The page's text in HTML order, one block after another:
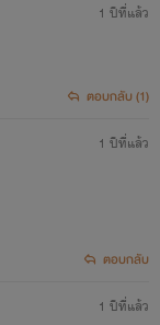
1 ปีที่แล้ว
ตอบกลับ (1)
1 ปีที่แล้ว
ตอบกลับ
1 ปีที่แล้ว